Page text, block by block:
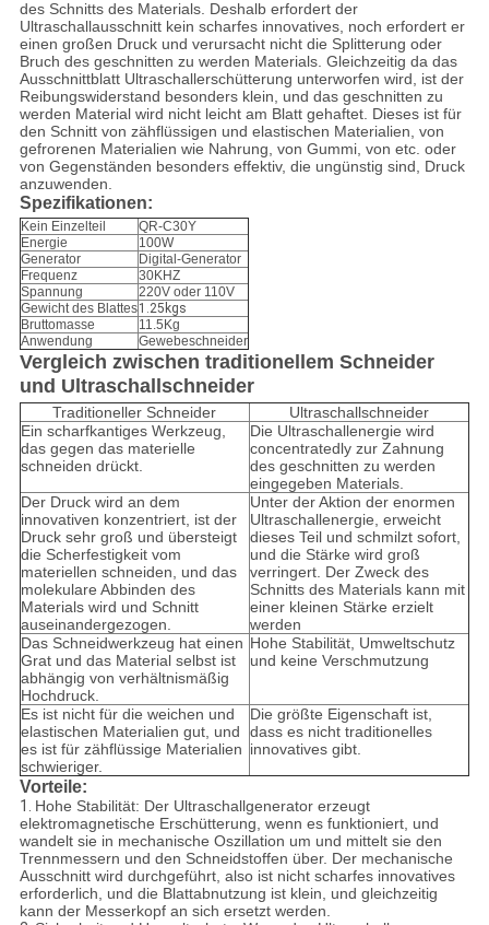
des Schnitts des Materials. Deshalb erfordert der
Ultraschallausschnitt kein scharfes innovatives, noch erfordert er
einen großen Druck und verursacht nicht die Splitterung oder
Bruch des geschnitten zu werden Materials. Gleichzeitig da das
Ausschnittblatt Ultraschallerschütterung unterworfen wird, ist der
Reibungswiderstand besonders klein, und das geschnitten zu
werden Material wird nicht leicht am Blatt gehaftet. Dieses ist für
den Schnitt von zähflüssigen und elastischen Materialien, von
gefrorenen Materialien wie Nahrung, von Gummi, von etc. oder
von Gegenständen besonders effektiv, die ungünstig sind, Druck
anzuwenden.
Spezifikationen:
Kein Einzelteil
QR-C30Y
Energie
100W
Generator
Digital-Generator
Frequenz
30KHZ
Spannung
220V oder 110V
Gewicht des Blattes1.25kgs
Bruttomasse
11.5Kg
Anwendung
Gewebeschneider
Vergleich zwischen traditionellem Schneider
und Ultraschallschneider
Traditioneller Schneider
Ultraschallschneider
Ein scharfkantiges Werkzeug,
das gegen das materielle
schneiden drückt.
Die Ultraschallenergie wird
concentratedly zur Zahnung
des geschnitten zu werden
eingegeben Materials.
Der Druck wird an dem
innovativen konzentriert, ist der
Druck sehr groß und übersteigt
die Scherfestigkeit vom
materiellen schneiden, und das
molekulare Abbinden des
Materials wird und Schnitt
auseinandergezogen.
Unter der Aktion der enormen
Ultraschallenergie, erweicht
dieses Teil und schmilzt sofort,
und die Stärke wird groß
verringert. Der Zweck des
Schnitts des Materials kann mit
einer kleinen Stärke erzielt
werden
Das Schneidwerkzeug hat einen
Grat und das Material selbst ist
abhängig von verhältnismäßig
Hochdruck.
Hohe Stabilität, Umweltschutz
und keine Verschmutzung
Es ist nicht für die weichen und
elastischen Materialien gut, und
es ist für zähflüssige Materialien
schwieriger.
Die größte Eigenschaft ist,
dass es nicht traditionelles
innovatives gibt.
Vorteile:
1. Hohe Stabilität: Der Ultraschallgenerator erzeugt
elektromagnetische Erschütterung, wenn es funktioniert, und
wandelt sie in mechanische Oszillation um und mittelt sie den
Trennmessern und den Schneidstoffen über. Der mechanische
Ausschnitt wird durchgeführt, also ist nicht scharfes innovatives
erforderlich, und die Blattabnutzung ist klein, und gleichzeitig
kann der Messerkopf an sich ersetzt werden.